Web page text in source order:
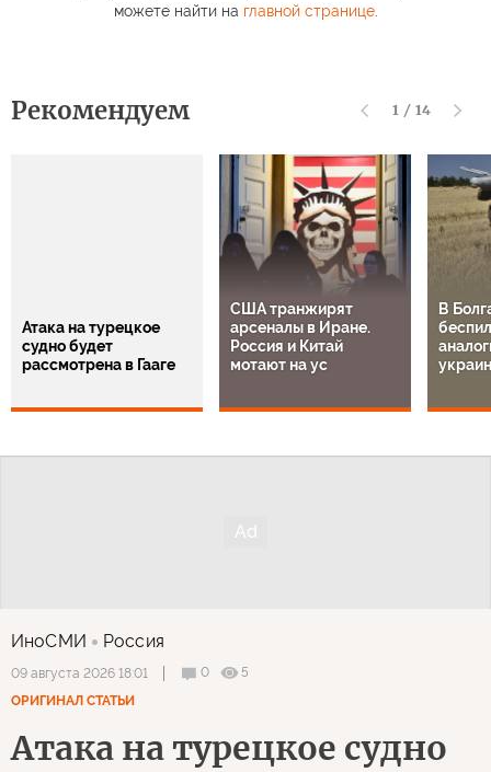
можете найти на главной странице.
Рекомендуем 1 / 14
Атака на турецкое
судно будет
рассмотрена в Гааге
США транжирят
арсеналы в Иране.
Россия и Китай
мотают на ус
В
ИноСМИ Россия
09 августа 2026 18:01 0
5
ОРИГИНАЛ СТАТЬИ
Атака на турецкое судно